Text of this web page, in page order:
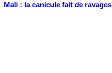
Mali : la canicule fait de ravages